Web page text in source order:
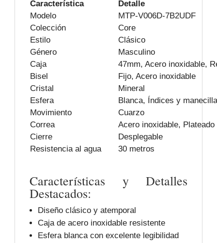
Característica
Detalle
Modelo
MTP-V006D-7B2UDF
Colección
Core
Estilo
Clásico
Género
Masculino
Caja
47mm, Acero inoxidable,
Bisel
Fijo, Acero inoxidable
Cristal
Mineral
Esfera
Blanca, Índices y
Movimiento
Cuarzo
Correa
Acero inoxidable, Plateado
Cierre
Desplegable
Resistencia al agua
30 metros
Características y Detalles
Destacados:
Diseño clásico y atemporal
Caja de acero inoxidable resistente
Esfera blanca con excelente legibilidad